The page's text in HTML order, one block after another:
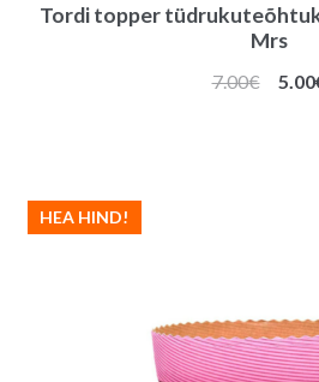
Tordi topper
Mrs
7.00€
Algne
5.00
HEA HIND!